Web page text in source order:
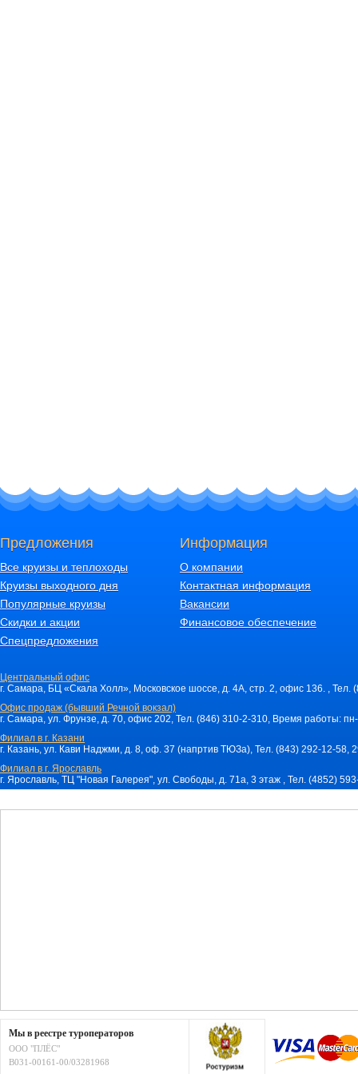
Предложения
Все круизы и теплоходы
Круизы выходного дня
Популярные круизы
Скидки и акции
Спецпредложения
Информация
О компании
Контактная информация
Вакансии
Финансовое обеспечение
Центральный офис
г. Самара, БЦ «Скала Холл», Московское шоссе, д. 4А, стр. 2, офис 136. ,
Офис продаж (бывший Речной вокзал)
г. Самара, ул. Фрунзе, д. 70, офис 202, Тел. (846) 310-2-310, Время работы:
Филиал в г. Казани
г. Казань, ул. Кави Наджми, д. 8, оф. 37 (напртив ТЮЗа), Тел. (843) 292-12-
Филиал в г. Ярославль
г. Ярославль, ТЦ "Новая Галерея", ул. Свободы, д. 71a, 3 этаж , Тел. (4852)
Мы в реестре туроператоров
ООО "ПЛЁС"
В031-00161-00/03281968